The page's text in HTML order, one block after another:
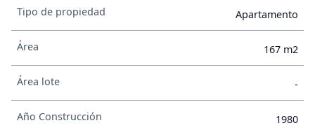
Tipo de propiedad Apartamento
Área 167 m2
Área lote -
Año Construcción 1980